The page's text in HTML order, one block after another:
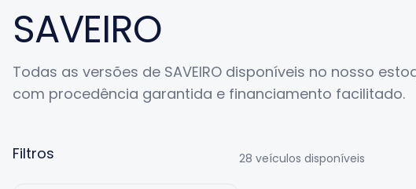
SAVEIRO
Todas as versões de SAVEIRO disponíveis no nosso
com procedência garantida e financiamento facilitado.
Filtros 28 veículos disponíveis